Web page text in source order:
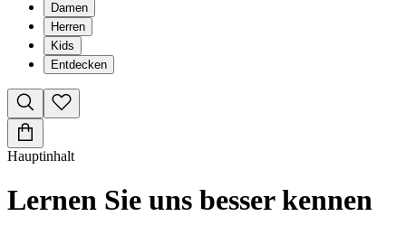
Damen
Herren
Kids
Entdecken
Hauptinhalt
Lernen Sie uns besser kennen